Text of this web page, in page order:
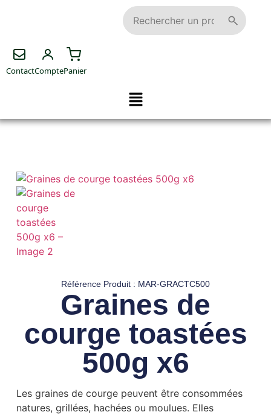
ContactComptePanier
Référence Produit : MAR-GRACTC500
Graines de
courge toastées
500g x6
Les graines de courge peuvent être consommées
natures, grillées, hachées ou moulues. Elles